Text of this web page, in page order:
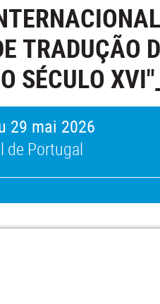
TRADUÇÃO
SÉCULO
29 mai 2026
de Portugal